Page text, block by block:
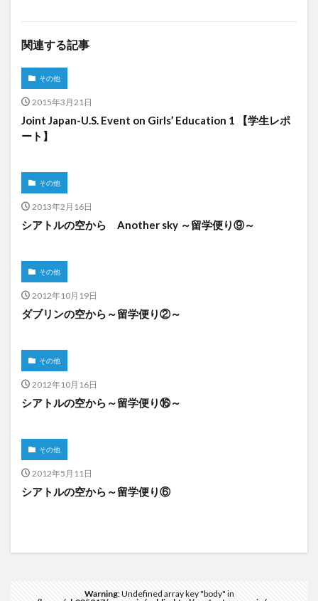
関連する記事
その他
2015年3月21日
Joint Japan-U.S. Event on Girls’ Education 1 【学生レポ
ート】
その他
2013年2月16日
シアトルの空から Another sky ～留学便り⑨～
その他
2012年10月19日
ダブリンの空から～留学便り②～
その他
2012年10月16日
シアトルの空から～留学便り⑯～
その他
2012年5月11日
シアトルの空から～留学便り⑥
Warning: Undefined array key "body" in